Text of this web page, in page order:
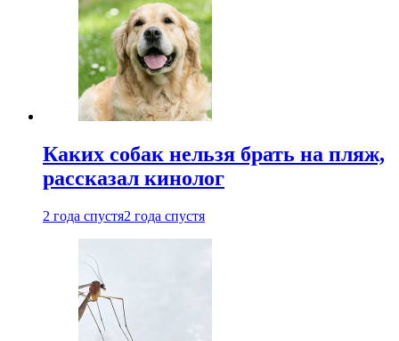
Каких собак нельзя брать на пляж,
рассказал кинолог
2 года спустя2 года спустя